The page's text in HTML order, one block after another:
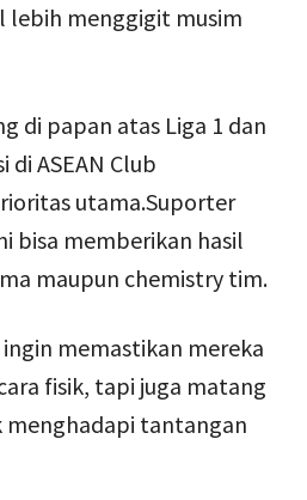
lebih menggigit musim
di papan atas Liga 1 dan
ASEAN Club
utama.Suporter
bisa memberikan hasil
maupun chemistry tim.
ingin memastikan mereka
fisik, tapi juga matang
tantangan